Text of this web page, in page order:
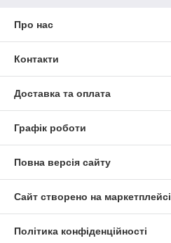
Про нас
Контакти
Доставка та оплата
Графік роботи
Повна версія сайту
Сайт створено на маркетплейсі
Політика конфіденційності